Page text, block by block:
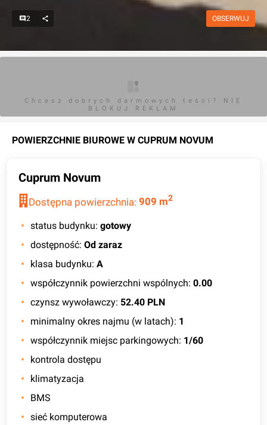
2 OBSERWUJ
Chcesz dobrych darmowych teści? NIE
BLOKUJ REKLAM
POWIERZCHNIE BIUROWE W CUPRUM NOVUM
Cuprum Novum
Dostępna powierzchnia: 909 m2
status budynku: gotowy
dostępność: Od zaraz
klasa budynku: A
współczynnik powierzchni wspólnych: 0.00
czynsz wywoławczy: 52.40 PLN
minimalny okres najmu (w latach): 1
współczynnik miejsc parkingowych: 1/60
kontrola dostępu
klimatyzacja
BMS
sieć komputerowa